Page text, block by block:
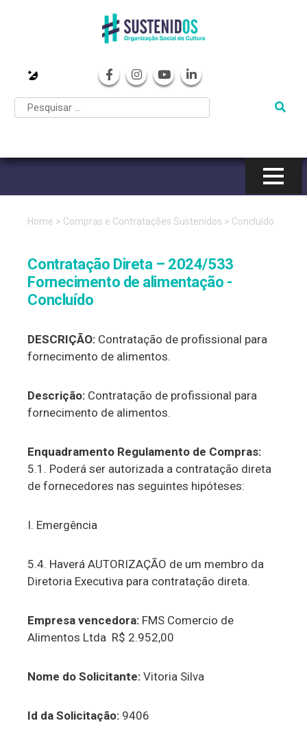
Pular
o
Home > Compras e Contratações Sustenidos > Concluído
Contratação Direta – 2024/533
Fornecimento de alimentação -
Concluído
DESCRIÇÃO: Contratação de profissional para
fornecimento de alimentos.
Descrição: Contratação de profissional para
fornecimento de alimentos.
Enquadramento Regulamento de Compras:
5.1. Poderá ser autorizada a contratação direta
de fornecedores nas seguintes hipóteses:
I. Emergência
5.4. Haverá AUTORIZAÇÃO de um membro da
Diretoria Executiva para contratação direta.
Empresa vencedora: FMS Comercio de
Alimentos Ltda R$ 2.952,00
Nome do Solicitante:Vitoria Silva
Id da Solicitação: 9406